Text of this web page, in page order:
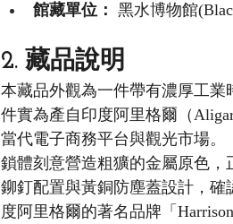
館藏單位： 黑水博物館
2. 藏品說明
本藏品外觀為一件帶有濃厚工業
件實為產自印度阿里格爾（
當代電子商務平台與觀光市場。
鎖體刻意營造粗獷的金屬原色，
鉚釘配置與黃銅防塵蓋設計，
度阿里格爾的著名品牌「